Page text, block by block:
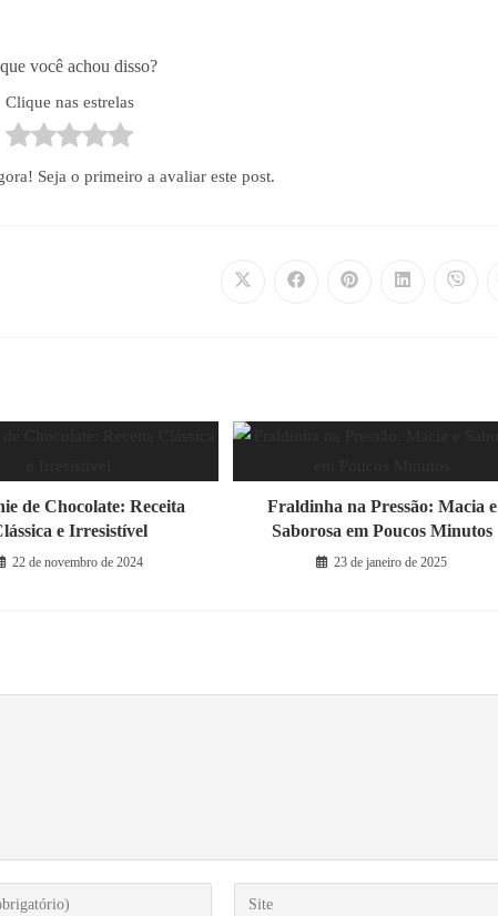
você achou disso?
Clique nas estrelas
Seja o primeiro a avaliar este post.
Abre
Abre
Abre
Abre
Abre
de Chocolate: Receita
e Irresistível
22 de novembro de 2024
Fraldinha na Pressão: Macia e
Saborosa em Poucos Minutos
23 de janeiro de 2025
Digite